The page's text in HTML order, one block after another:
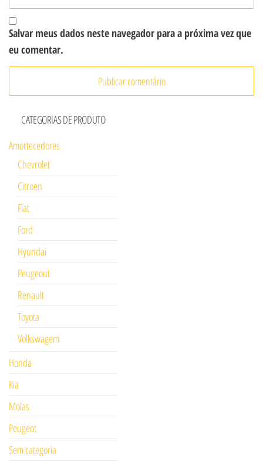
Salvar meus dados neste navegador para a próxima vez que
eu comentar.
CATEGORIAS DE PRODUTO
Amortecedores
Chevrolet
Citroen
Fiat
Ford
Hyundai
Peugeout
Renault
Toyota
Volkswagem
Honda
Kia
Molas
Peugeot
Sem categoria